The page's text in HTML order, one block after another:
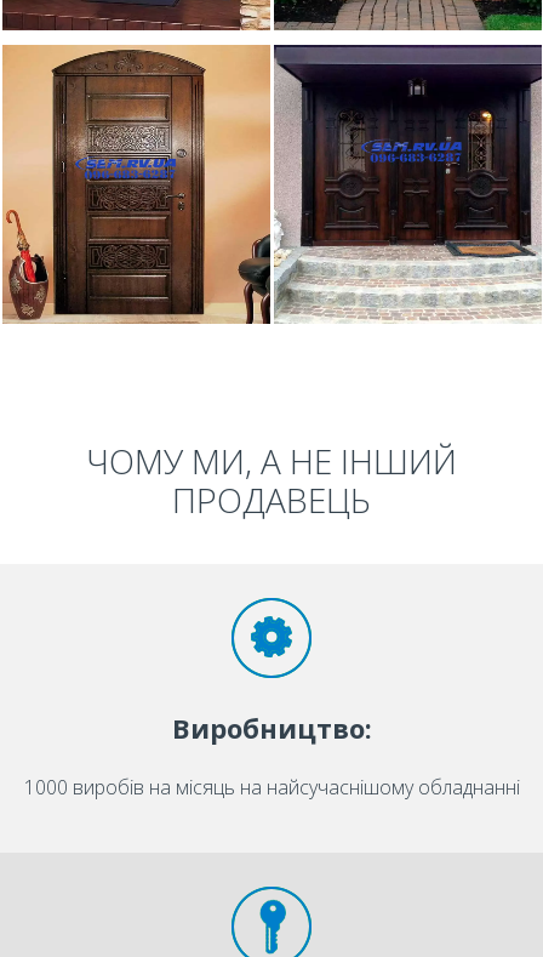
ЧОМУ МИ, А НЕ ІНШИЙ
ПРОДАВЕЦЬ
Виробництво:
1000 виробів на місяць на найсучаснішому обладнанні